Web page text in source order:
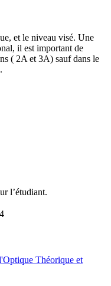
et le niveau visé. Une
il est important de
( 2A et 3A) sauf dans le
l’étudiant.
Théorique et